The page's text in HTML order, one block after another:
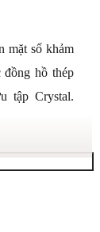
mặt số khảm
đồng hồ thép
tập Crystal.
lê; 32mm